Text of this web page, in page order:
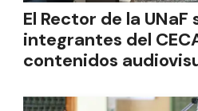
El Rector de la
integrantes del
contenidos